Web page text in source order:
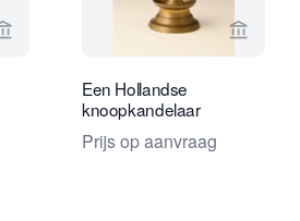
Bekijk verkoperspagina van Limburg
Bekijk
Een Hollandse
knoopkandelaar
Prijs op aanvraag